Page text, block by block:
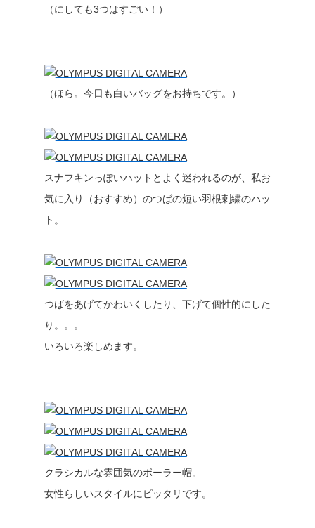
（にしても3つはすごい！）
（ほら。今日も白いバッグをお持ちです。）
スナフキンっぽいハットとよく迷われるのが、私お
気に入り（おすすめ）のつばの短い羽根刺繍のハッ
ト。
つばをあげてかわいくしたり、下げて個性的にした
り。。。
いろいろ楽しめます。
クラシカルな雰囲気のボーラー帽。
女性らしいスタイルにピッタリです。